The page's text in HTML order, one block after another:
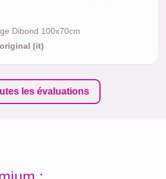
Dibond 100x70cm
(it)
les évaluations